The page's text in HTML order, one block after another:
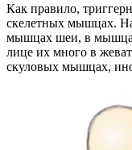
Как правило,
скелетных мышцах.
мышцах шеи, в мышцах
лице их много в
скуловых мышцах,